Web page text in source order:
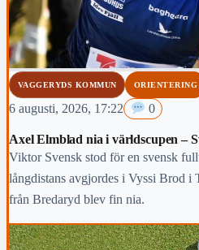
VAGGERYDS KOMMUN ORIENTERING
6 augusti, 2026, 17:22 0
Axel Elmblad nia i världscupen –
Viktor Svensk stod för en svensk
långdistans avgjordes i Vyssi Brod
från Bredaryd blev fin nia.